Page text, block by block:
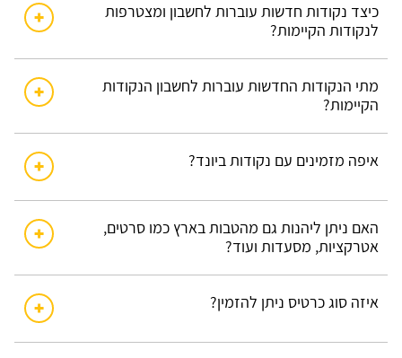
כיצד נקודות חדשות עוברות לחשבון ומצטרפות
לנקודות הקיימות?
מתי הנקודות החדשות עוברות לחשבון הנקודות
הקיימות?
איפה מזמינים עם נקודות ביונד?
האם ניתן ליהנות גם מהטבות בארץ כמו סרטים,
אטרקציות, מסעדות ועוד?
איזה סוג כרטיס ניתן להזמין?